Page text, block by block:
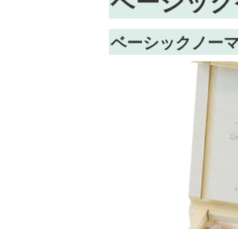
ベーシックノー